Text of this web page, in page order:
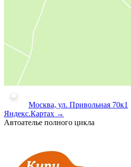
Москва, ул. Привольная 70к1
Яндекс.Картах →
Автоателье полного цикла